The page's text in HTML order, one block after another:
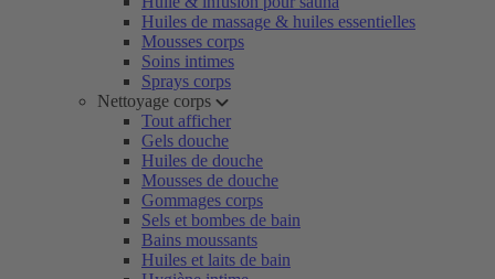
Huiles de massage & huiles essentielles
Mousses corps
Soins intimes
Sprays corps
Nettoyage corps
Tout afficher
Gels douche
Huiles de douche
Mousses de douche
Gommages corps
Sels et bombes de bain
Bains moussants
Huiles et laits de bain